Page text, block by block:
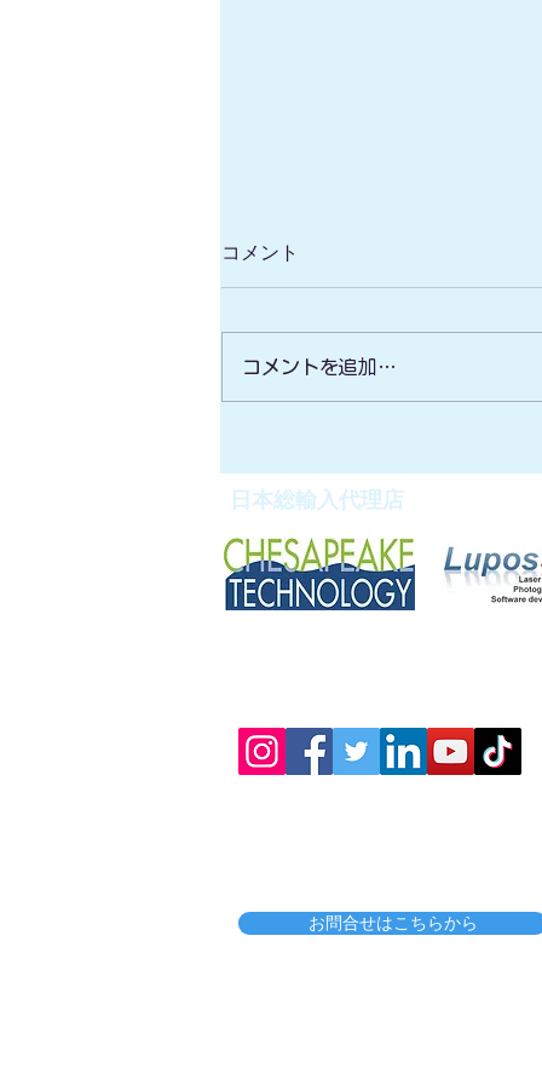
性能水中ドローン/安価な測
深・サイドスキャンソナー】
催ご案内
コメント
コメントを追加…
日本総輸入代理店
お問合せはこちらから